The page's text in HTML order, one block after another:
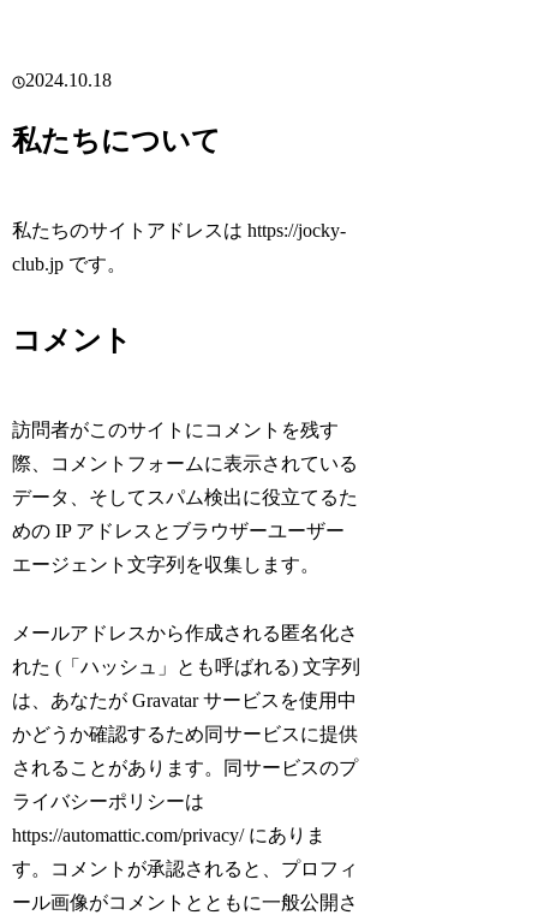
2024.10.18
私たちについて
私たちのサイトアドレスは https://jocky-
club.jp です。
コメント
訪問者がこのサイトにコメントを残す
際、コメントフォームに表示されている
データ、そしてスパム検出に役立てるた
めの IP アドレスとブラウザーユーザー
エージェント文字列を収集します。
メールアドレスから作成される匿名化さ
れた (「ハッシュ」とも呼ばれる) 文字列
は、あなたが Gravatar サービスを使用中
かどうか確認するため同サービスに提供
されることがあります。同サービスのプ
ライバシーポリシーは
https://automattic.com/privacy/ にありま
す。コメントが承認されると、プロフィ
ール画像がコメントとともに一般公開さ